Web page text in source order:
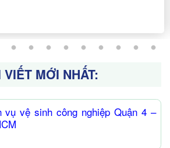
VIẾT MỚI NHẤT:
vụ vệ sinh công nghiệp Quận 4 –